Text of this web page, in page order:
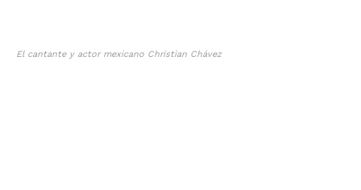
El cantante y actor mexicano Christian Chávez